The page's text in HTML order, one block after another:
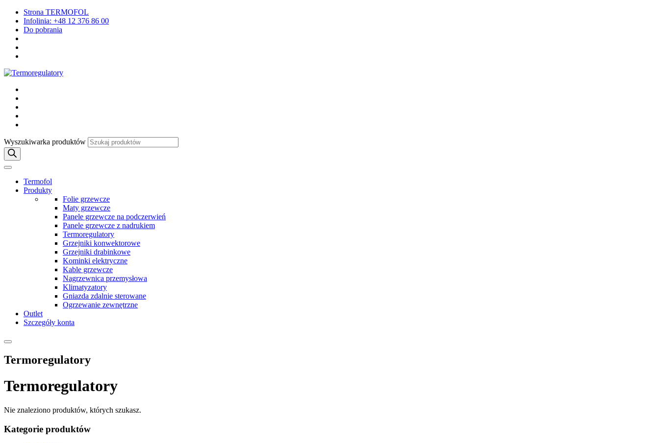
Strona TERMOFOL
Infolinia: +48 12 376 86 00
Do pobrania
Wyszukiwarka produktów
Termofol
Produkty
Folie grzewcze
Maty grzewcze
Panele grzewcze na podczerwień
Panele grzewcze z nadrukiem
Termoregulatory
Grzejniki konwektorowe
Grzejniki drabinkowe
Kominki elektryczne
Kable grzewcze
Nagrzewnica przemysłowa
Klimatyzatory
Gniazda zdalnie sterowane
Ogrzewanie zewnętrzne
Outlet
Szczegóły konta
Termoregulatory
Termoregulatory
Nie znaleziono produktów, których szukasz.
Kategorie produktów